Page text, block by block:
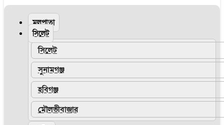
মূলপাতা
সিলেট
সিলেট
সুনামগঞ্জ
হবিগঞ্জ
মৌলভীবাজার